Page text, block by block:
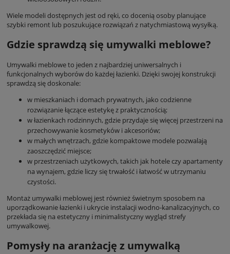
Wiele modeli dostępnych jest od ręki, co docenią osoby planujące
szybki remont lub poszukujące rozwiązań z natychmiastową wysyłką.
Gdzie sprawdzą się umywalki meblowe?
Umywalki meblowe to jeden z najbardziej uniwersalnych i
funkcjonalnych wyborów do każdej łazienki. Dzięki swojej konstrukcji
sprawdzą się doskonale:
w mieszkaniach i domach prywatnych, jako codzienne
rozwiązanie łączące estetykę z praktycznością;
w łazienkach rodzinnych, gdzie przydaje się więcej przestrzeni na
przechowywanie kosmetyków i akcesoriów;
w małych wnętrzach, gdzie kompaktowe modele pozwalają
zaoszczędzić miejsce;
w przestrzeniach użytkowych, takich jak hotele czy apartamenty
na wynajem, gdzie liczy się trwałość i łatwość w utrzymaniu
czystości.
Montaż umywalki meblowej jest również świetnym sposobem na
uporządkowanie łazienki i ukrycie instalacji wodno-kanalizacyjnych, co
przekłada się na estetyczny i minimalistyczny wygląd strefy
umywalkowej.
Pomysły na aranżację z umywalką